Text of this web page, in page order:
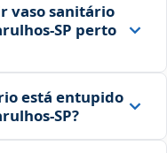
vaso sanitário
perto
está entupido